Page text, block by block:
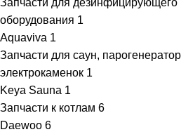
Запчасти для дезинфицирующего
оборудования 1
Aquaviva 1
Запчасти для саун,
электрокаменок 1
Keya Sauna 1
Запчасти к котлам 6
Daewoo 6